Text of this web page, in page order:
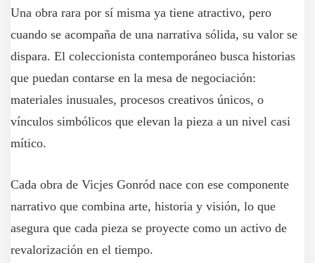
Una obra rara por sí misma ya tiene atractivo, pero
cuando se acompaña de una narrativa sólida, su valor se
dispara. El coleccionista contemporáneo busca historias
que puedan contarse en la mesa de negociación:
materiales inusuales, procesos creativos únicos, o
vínculos simbólicos que elevan la pieza a un nivel casi
mítico.
Cada obra de Vicjes Gonród nace con ese componente
narrativo que combina arte, historia y visión, lo que
asegura que cada pieza se proyecte como un activo de
revalorización en el tiempo.